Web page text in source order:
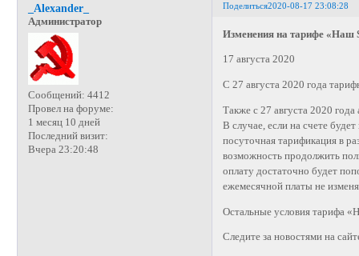
Поделиться2020-08-17 23:08:28
_Alexander_
Администратор
Сообщений: 4412
Провел на форуме:
1 месяц 10 дней
Последний визит:
Вчера 23:20:48
Изменения на тарифе «Наш
17 августа 2020
С 27 августа 2020 года
Также с 27 августа 2020
В случае, если на счете
посуточная тарификация в
возможность продолжить
оплату достаточно будет
ежемесячной платы не
Остальные условия тарифа
Следите за новостями на